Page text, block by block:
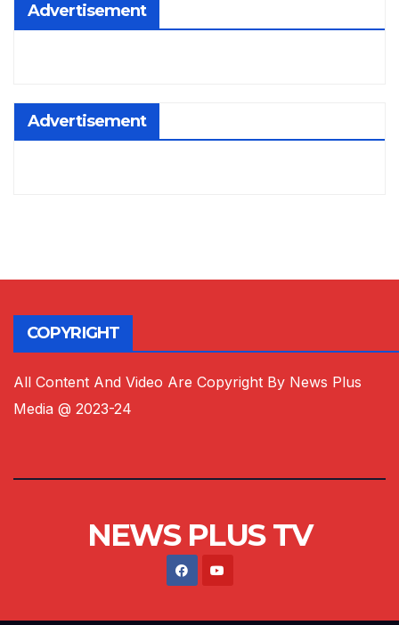
Advertisement
Advertisement
COPYRIGHT
All Content And Video Are Copyright By News Plus
Media @ 2023-24
NEWS PLUS TV